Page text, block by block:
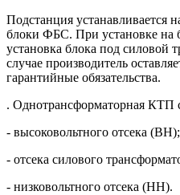
Подстанция устанавливается
блоки ФБС. При установке на
установка блока под силовой
случае производитель
гарантийные обязательства.
. Однотрансформаторная КТП
- высоковольтного отсека (ВН);
- отсека силового
- низковольтного отсека (НН).